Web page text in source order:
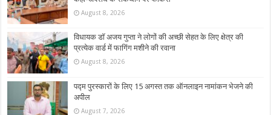
August 8, 2026
विधायक डॉ अजय गुप्ता ने लोगों की अच्छी सेहत के लिए क्षेत्र की
प्रत्येक वार्ड में फागिंग मशीने की रवाना
August 8, 2026
पद्म पुरस्कारों के लिए 15 अगस्त तक ऑनलाइन नामांकन भेजने की
अपील
August 7, 2026